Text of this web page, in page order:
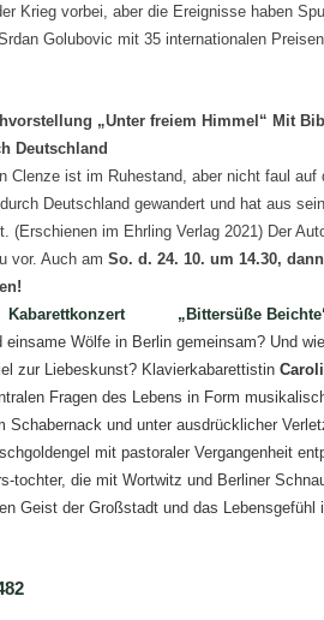
Krieg vorbei, aber die Ereignisse haben
Golubovic mit 35 internationalen Preisen
„Unter freiem Himmel“ Mit
Deutschland
Clenze ist im Ruhestand, aber nicht faul auf
Deutschland gewandert und hat aus
(Erschienen im Ehrling Verlag 2021) Der
vor. Auch am So. d. 24. 10. um 14.30,
„Bittersüße
einsame Wölfe in Berlin gemeinsam? Und
zur Liebeskunst? Klavierkabarettistin
Fragen des Lebens in Form
Schabernack und unter ausdrücklicher
mit pastoraler Vergangenheit
tochter, die mit Wortwitz und Berliner
Geist der Großstadt und das Lebensgefühl